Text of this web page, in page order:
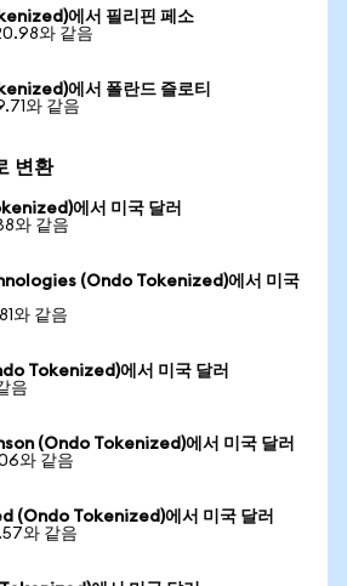
에서 필리핀 페소
와 같음
에서 폴란드 즐로티
와 같음
변환
에서 미국 달러
와 같음
(Ondo Tokenized)에서 미국
와 같음
Tokenized)에서 미국 달러
음
(Ondo Tokenized)에서 미국 달러
와 같음
(Ondo Tokenized)에서 미국 달러
와 같음